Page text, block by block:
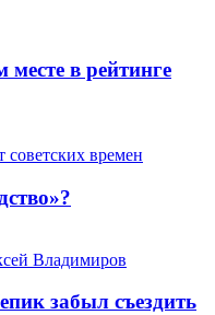
в рейтинге
забыл съездить